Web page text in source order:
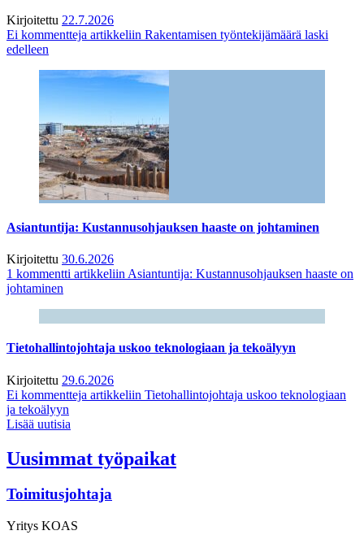
Kirjoitettu 22.7.2026
Ei kommentteja artikkeliin Rakentamisen työntekijämäärä laski
edelleen
Asiantuntija: Kustannusohjauksen haaste on johtaminen
Kirjoitettu 30.6.2026
1 kommentti artikkeliin Asiantuntija: Kustannusohjauksen haaste on
johtaminen
Tietohallintojohtaja uskoo teknologiaan ja tekoälyyn
Kirjoitettu 29.6.2026
Ei kommentteja artikkeliin Tietohallintojohtaja uskoo teknologiaan
ja tekoälyyn
Lisää uutisia
Uusimmat työpaikat
Toimitusjohtaja
Yritys KOAS